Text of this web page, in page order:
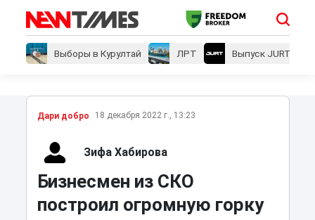
Выборы в Курултай ЛРТ Выпуск JURT
Дари добро 18 декабря 2022 г., 13:23
Зифа Хабирова
Бизнесмен из СКО
построил огромную горку